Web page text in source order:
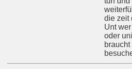
die zeit
Unt
oder